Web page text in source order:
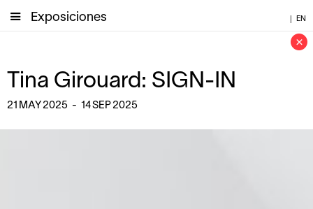
EN
Exposiciones
×
Tina Girouard: SIGN-IN
21 MAY 2025 - 14SEP 2025